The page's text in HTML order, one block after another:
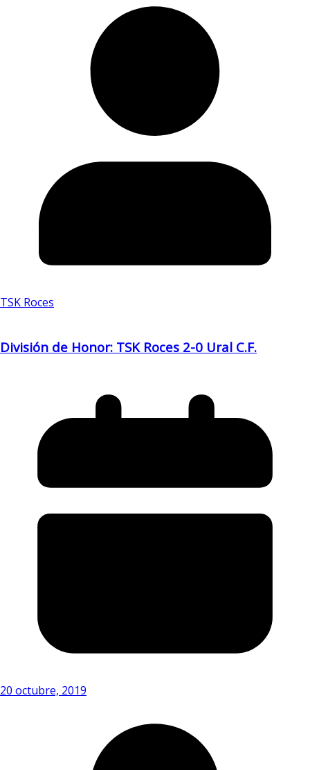
TSK Roces
División de Honor: TSK Roces 2-0 Ural C.F.
20 octubre, 2019